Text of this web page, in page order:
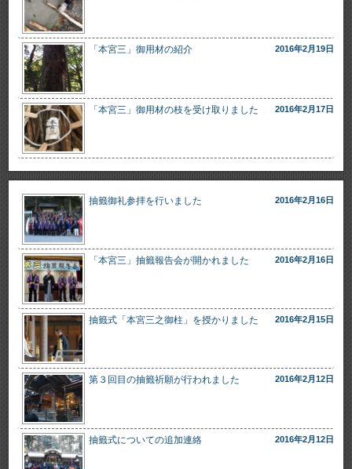
「本宮三」御用材の紹介 2016年2月19日
「本宮三」御用材の枝を受け取りました 2016年2月17日
抽籤御礼参拝を行いました 2016年2月16日
「本宮三」抽籤報告会が開かれました 2016年2月16日
抽籤式「本宮三之御柱」を授かりました 2016年2月15日
第３回目の抽籤祈願が行われました 2016年2月12日
抽籤式についての追加連絡 2016年2月12日